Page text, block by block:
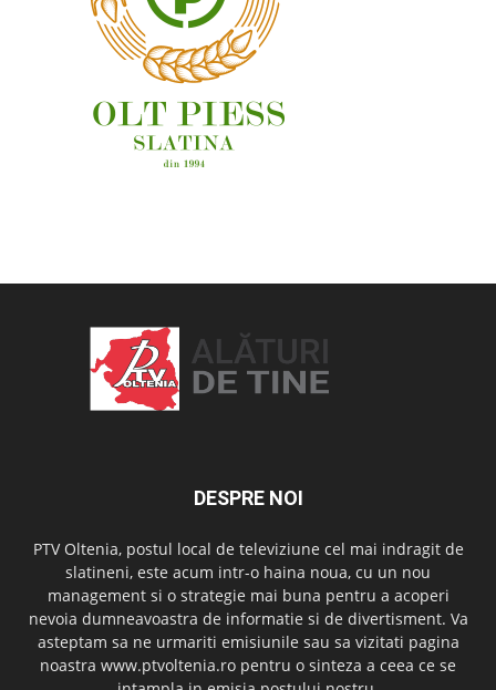
DESPRE NOI
PTV Oltenia, postul local de televiziune cel mai indragit de
slatineni, este acum intr-o haina noua, cu un nou
management si o strategie mai buna pentru a acoperi
nevoia dumneavoastra de informatie si de divertisment. Va
asteptam sa ne urmariti emisiunile sau sa vizitati pagina
noastra www.ptvoltenia.ro pentru o sinteza a ceea ce se